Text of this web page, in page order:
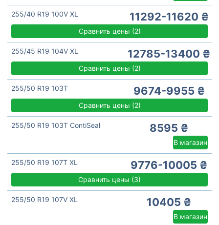
255/40 R19 100V XL 11292-11620 ₴
Сравнить цены (2)
255/45 R19 104V XL 12785-13400 ₴
Сравнить цены (2)
255/50 R19 103T 9674-9955 ₴
Сравнить цены (2)
255/50 R19 103T ContiSeal 8595 ₴
В магазин
255/50 R19 107T XL 9776-10005 ₴
Сравнить цены (3)
255/50 R19 107V XL 10405 ₴
В магазин